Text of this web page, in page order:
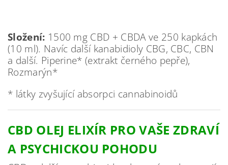
Složení: 1500 mg CBD + CBDA ve 250 kapkách
(10 ml). Navíc další kanabidioly CBG, CBC, CBN
a další. Piperine* (extrakt černého pepře),
Rozmarýn*
* látky zvyšující absorpci cannabinoidů
CBD OLEJ ELIXÍR PRO VAŠE ZDRAVÍ
A PSYCHICKOU POHODU